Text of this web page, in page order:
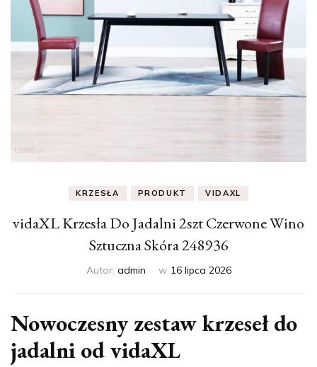
KRZESŁA PRODUKT VIDAXL
vidaXL Krzesła Do Jadalni 2szt Czerwone Wino
Sztuczna Skóra 248936
Autor: admin w 16 lipca 2026
Nowoczesny zestaw krzeseł do
jadalni od vidaXL